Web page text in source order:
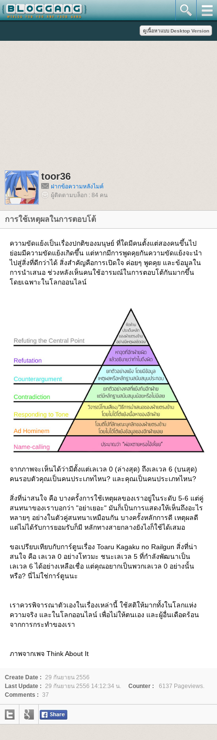
toor36
ฝากข้อความหลังไมค์
ผู้ติดตามบล็อก : 84 คน
การใช้เหตุผลในการตอบโต้
ความขัดแย้งเป็นเรื่องปกติของมนุษย์ ที่ใดมีคนตั้งแต่สองคนขึ้นไป
่อมมีความขัดแย้งเกิดขึ้น แต่หากมีการพูดคุยกันความขัดแย้งจะนำ
ไปสู่สิ่งที่ดีกว่าได้ สิ่งสำคัญคือการเปิดใจ ค่อยๆ พูดคุย และข้อมูลใน
การนำเสนอ ช่วงหลังเห็นคนใช้อารมณ์ในการตอบโต้กันมากขึ้น
ดยเฉพาะในโลกออนไลน์
จากภาพจะเห็นได้ว่ามีตั้งแต่เลเวล 0 (ล่างสุด) ถึงเลเวล 6 (บนสุด)
คนรอบตัวคุณเป็นคนประเภทไหน? และคุณเป็นคนประเภทไหน?
สิ่งที่น่าสนใจ คือ บางครั้งการใช้เหตุผลของเราอยู่ในระดับ 5-6 แต่คู่
สนทนาของเราบอกว่า "อย่าเยอะ" มันก็เป็นการแสดงให้เห็นถึงอะไร
หลายๆ อย่างในตัวคู่สนทนาเหมือนกัน บางครั้งหลักการดี เหตุผลดี
ต่ไม่ได้รับการยอมรับก็มี หลักทางสายกลางยังไงก็ใช้ได้เสมอ
ขอเปรียบเทียบกับการ์ตูนเรื่อง Toaru Kagaku no Railgun สิ่งที่น่า
สนใจ คือ เลเวล 0 อย่างโทวมะ ชนะเลเวล 5 ที่กำลังพัฒนาเป็น
เลเวล 6 ได้อย่างเหลือเชื่อ แต่คุณอยากเป็นพวกเลเวล 0 อย่างนั้น
หรือ? นี่ไม่ใช่การ์ตูนนะ
เราควรพิจารณาตัวเองในเรื่องเหล่านี้ ใช้สติให้มากทั้งในโลกแห่ง
ความจริง และในโลกออนไลน์ เพื่อไม่ให้ตนเอง และผู้อื่นเดือดร้อน
จากการกระทำของเรา
ภาพจากเพจ Think About It
Create Date : 29 กันยายน 2556
Last Update : 29 กันยายน 2556 14:12:34 น. Counter :
6137 Pageviews.
Comments : 37